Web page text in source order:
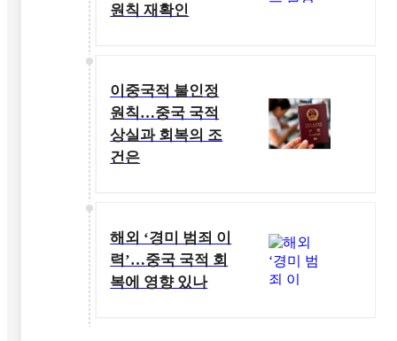
원칙 재확인
이중국적 불인정
원칙…중국 국적
상실과 회복의 조
건은
해외 ‘경미 범죄 이
력’…중국 국적 회
복에 영향 있나